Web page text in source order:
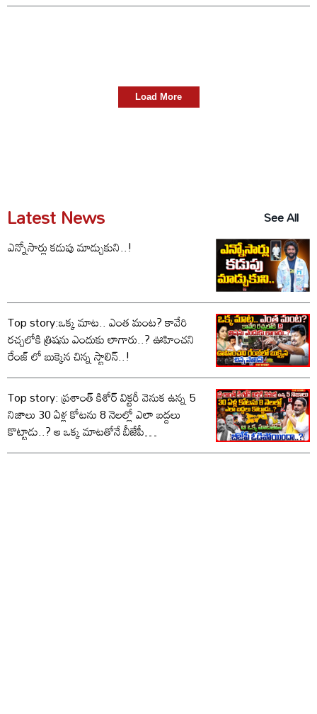
Load More
Latest News
See All
ఎన్నోసార్లు కడుపు మాడ్చుకుని..!
Top story:ఒక్క మాట.. ఎంత మంట? కావేరి
రచ్చలోకి త్రిషను ఎందుకు లాగారు..? ఊహించని
రేంజ్ లో బుక్కైన చిన్న స్టాలిన్..!
Top story: ప్రశాంత్ కిశోర్ విక్టరీ వెనుక ఉన్న 5
నిజాలు 30 ఏళ్ల కోటను 8 నెలల్లో ఎలా బద్దలు
కొట్టాడు..? ఆ ఒక్క మాటతోనే బీజేపీ
ఓడిపోయిందా..?